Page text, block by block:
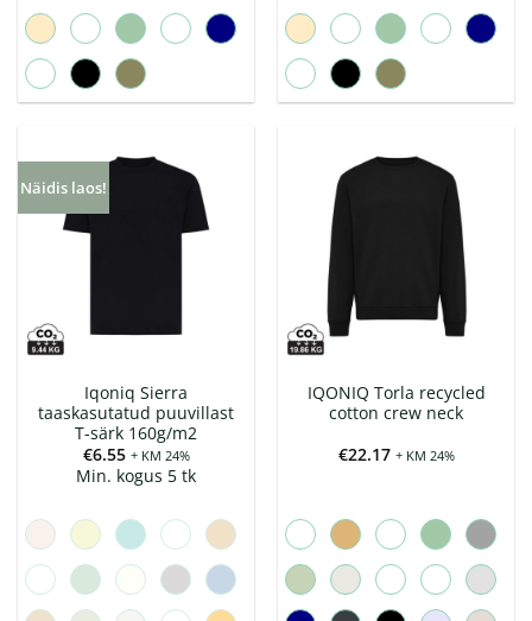
Näidis laos!
Iqoniq Sierra
taaskasutatud puuvillast
T-särk 160g/m2
€6.55 + KM 24%
Min. kogus 5 tk
IQONIQ Torla recycled
cotton crew neck
€22.17 + KM 24%